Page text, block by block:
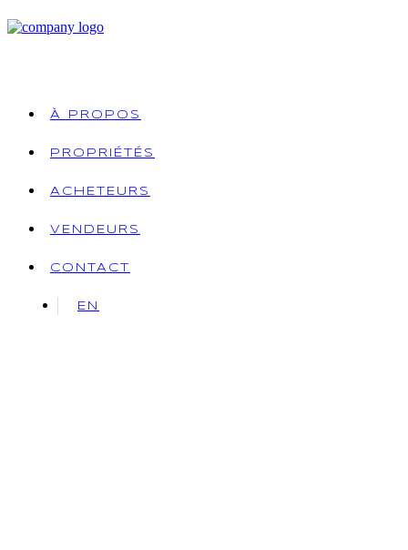
À PROPOS
PROPRIÉTÉS
ACHETEURS
VENDEURS
CONTACT
EN